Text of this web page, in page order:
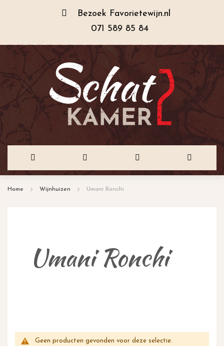
Bezoek Favorietewijn.nl
071 589 85 84
Home Wijnhuizen Umani Ronchi
Umani Ronchi
Geen producten gevonden voor deze selectie.